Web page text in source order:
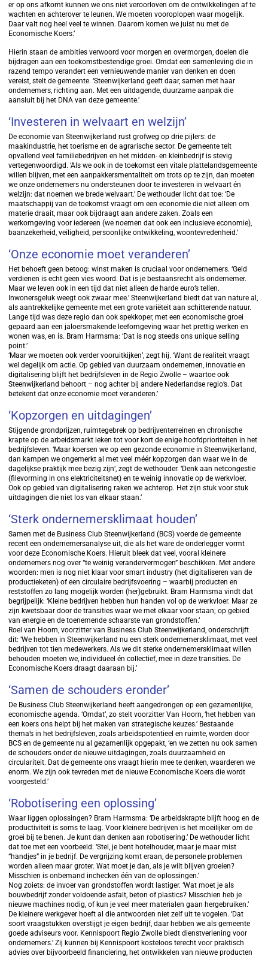
er op ons afkomt kunnen we ons niet veroorloven om de ontwikkelingen af te
wachten en achterover te leunen. We moeten vooroplopen waar mogelijk.
Daar valt nog heel veel te winnen. Daarom komen we juist nu met de
Economische Koers.’
Hierin staan de ambities verwoord voor morgen en overmorgen, doelen die
bijdragen aan een toekomstbestendige groei. Omdat een samenleving die in
razend tempo verandert een vernieuwende manier van denken en doen
vereist, stelt de gemeente. ‘Steenwijkerland geeft daar, samen met haar
ondernemers, richting aan. Met een uitdagende, duurzame aanpak die
aansluit bij het DNA van deze gemeente.’
‘Investeren in welvaart en welzijn’
De economie van Steenwijkerland rust grofweg op drie pijlers: de
maakindustrie, het toerisme en de agrarische sector. De gemeente telt
opvallend veel familiebedrijven en het midden- en kleinbedrijf is stevig
vertegenwoordigd. ‘Als we ook in de toekomst een vitale plattelandsgemeente
willen blijven, met een aanpakkersmentaliteit om trots op te zijn, dan moeten
we onze ondernemers nu ondersteunen door te investeren in welvaart én
welzijn: dat noemen we brede welvaart.’ De wethouder licht dat toe: ‘De
maatschappij van de toekomst vraagt om een economie die niet alleen om
materie draait, maar ook bijdraagt aan andere zaken. Zoals een
werkomgeving voor iedereen (we noemen dat ook een inclusieve economie),
baanzekerheid, veiligheid, persoonlijke ontwikkeling, woontevredenheid.’
‘Onze economie moet veranderen’
Het behoeft geen betoog: winst maken is cruciaal voor ondernemers. ‘Geld
verdienen is echt geen vies woord. Dat is je bestaansrecht als ondernemer.
Maar we leven ook in een tijd dat niet alleen de harde euro’s tellen.
Inwonersgeluk weegt ook zwaar mee.’ Steenwijkerland biedt dat van nature al,
als aantrekkelijke gemeente met een grote variëteit aan schitterende natuur.
Lange tijd was deze regio dan ook spekkoper, met een economische groei
gepaard aan een jaloersmakende leefomgeving waar het prettig werken en
wonen was, en ís. Bram Harmsma: ‘Dat is nog steeds ons unique selling
point.’
‘Maar we moeten ook verder vooruitkijken’, zegt hij. ‘Want de realiteit vraagt
wel degelijk om actie. Op gebied van duurzaam ondernemen, innovatie en
digitalisering blijft het bedrijfsleven in de Regio Zwolle – waartoe ook
Steenwijkerland behoort – nog achter bij andere Nederlandse regio’s. Dat
betekent dat onze economie moet veranderen.’
‘Kopzorgen en uitdagingen’
Stijgende grondprijzen, ruimtegebrek op bedrijventerreinen en chronische
krapte op de arbeidsmarkt leken tot voor kort de enige hoofdprioriteiten in het
bedrijfsleven. ‘Maar koersen we op een gezonde economie in Steenwijkerland,
dan kampen we ongemerkt al met veel méér kopzorgen dan waar we in de
dagelijkse praktijk mee bezig zijn’, zegt de wethouder. ‘Denk aan netcongestie
(filevorming in ons elektriciteitsnet) en te weinig innovatie op de werkvloer.
Ook op gebied van digitalisering raken we achterop. Het zijn stuk voor stuk
uitdagingen die niet los van elkaar staan.’
‘Sterk ondernemersklimaat houden’
Samen met de Business Club Steenwijkerland (BCS) voerde de gemeente
recent een ondernemersanalyse uit, die als het ware de onderlegger vormt
voor deze Economische Koers. Hieruit bleek dat veel, vooral kleinere
ondernemers nog over “te weinig verandervermogen” beschikken. Met andere
woorden: men is nog niet klaar voor smart industry (het digitaliseren van de
productieketen) of een circulaire bedrijfsvoering – waarbij producten en
reststoffen zo lang mogelijk worden (her)gebruikt. Bram Harmsma vindt dat
begrijpelijk: ‘Kleine bedrijven hebben hun handen vol op de werkvloer. Maar ze
zijn kwetsbaar door de transities waar we met elkaar voor staan; op gebied
van energie en de toenemende schaarste van grondstoffen.’
Roel van Hoorn, voorzitter van Business Club Steenwijkerland, onderschrijft
dit: ‘We hebben in Steenwijkerland nu een sterk ondernemersklimaat, met veel
bedrijven tot tien medewerkers. Als we dit sterke ondernemersklimaat willen
behouden moeten we, individueel én collectief, mee in deze transities. De
Economische Koers draagt daaraan bij.’
‘Samen de schouders eronder’
De Business Club Steenwijkerland heeft aangedrongen op een gezamenlijke,
economische agenda. ‘Omdat’, zo stelt voorzitter Van Hoorn, ‘het hebben van
een koers ons helpt bij het maken van strategische keuzes.’ Bestaande
thema’s in het bedrijfsleven, zoals arbeidspotentieel en ruimte, worden door
BCS en de gemeente nu al gezamenlijk opgepakt, ‘en we zetten nu ook samen
de schouders onder de nieuwe uitdagingen, zoals duurzaamheid en
circulariteit. Dat de gemeente ons vraagt hierin mee te denken, waarderen we
enorm. We zijn ook tevreden met de nieuwe Economische Koers die wordt
voorgesteld.’
‘Robotisering een oplossing’
Waar liggen oplossingen? Bram Harmsma: ‘De arbeidskrapte blijft hoog en de
productiviteit is soms te laag. Voor kleinere bedrijven is het moeilijker om de
groei bij te benen. Je kunt dan denken aan robotisering.’ De wethouder licht
dat toe met een voorbeeld: ‘Stel, je bent hotelhouder, maar je maar mist
“handjes” in je bedrijf. De vergrijzing komt eraan, de personele problemen
worden alleen maar groter. Wat moet je dan, als je wilt blijven groeien?
Misschien is onbemand inchecken één van de oplossingen.’
Nog zoiets: de invoer van grondstoffen wordt lastiger. ‘Wat moet je als
bouwbedrijf zonder voldoende asfalt, beton of plastics? Misschien heb je
nieuwe machines nodig, of kun je veel meer materialen gaan hergebruiken.’
De kleinere werkgever hoeft al die antwoorden niet zelf uit te vogelen. ‘Dat
soort vraagstukken overstijgt je eigen bedrijf, daar hebben we als gemeente
goede adviseurs voor. Kennispoort Regio Zwolle biedt dienstverlening voor
ondernemers.’ Zij kunnen bij Kennispoort kosteloos terecht voor praktisch
advies over bijvoorbeeld financiering, het ontwikkelen van nieuwe producten